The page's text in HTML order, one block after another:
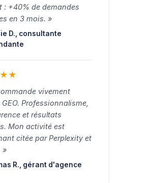
: +40% de demandes
en 3 mois. »
D., consultante
★ ★
vivement
Professionnalisme,
et résultats
Mon activité est
citée par Perplexity et
»
R., gérant d'agence